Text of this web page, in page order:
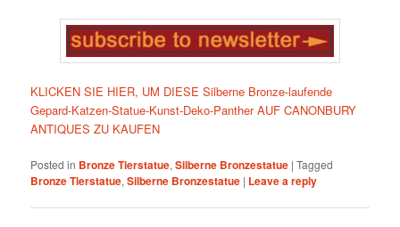
KLICKEN SIE HIER, UM DIESE Silberne Bronze-laufende
Gepard-Katzen-Statue-Kunst-Deko-Panther AUF CANONBURY
ANTIQUES ZU KAUFEN
Posted in Bronze Tierstatue,Silberne Bronzestatue |Tagged
Bronze Tierstatue,Silberne Bronzestatue | Leave a reply